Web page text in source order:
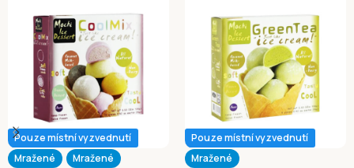
Pouze místní vyzvednutí
Mražené
Mražené
Pouze místní vyzvednutí
Mražené